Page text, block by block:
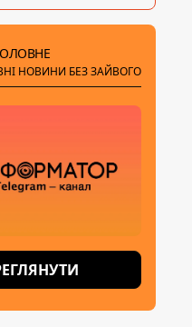
НОВИНИ БЕЗ ЗАЙВОГО